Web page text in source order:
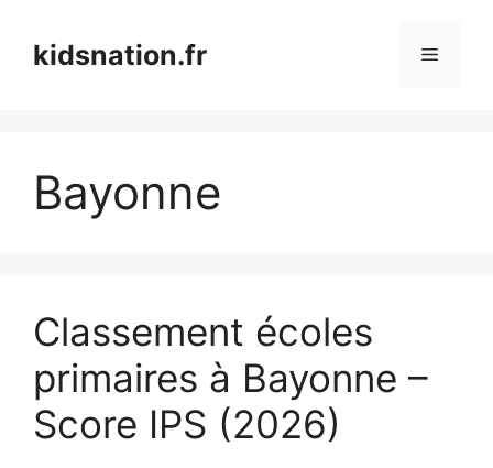
contenukidsnation.fr Menu
Bayonne
Classement écoles
primaires à Bayonne –
Score IPS (2026)